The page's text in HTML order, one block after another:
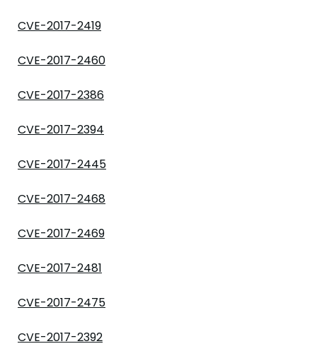
CVE-2017-2419
CVE-2017-2460
CVE-2017-2386
CVE-2017-2394
CVE-2017-2445
CVE-2017-2468
CVE-2017-2469
CVE-2017-2481
CVE-2017-2475
CVE-2017-2392